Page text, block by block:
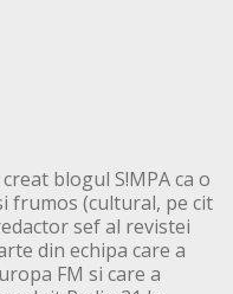
blogul S!MPA ca o
frumos (cultural, pe cit
sef al revistei
din echipa care a
FM si care a